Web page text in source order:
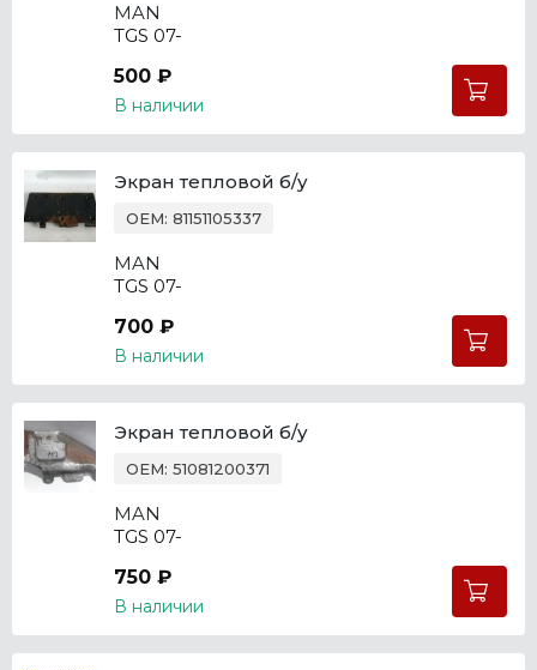
MAN
TGS 07-
500 ₽
В наличии
Экран тепловой б/у
OEM: 81151105337
MAN
TGS 07-
700 ₽
В наличии
Экран тепловой б/у
OEM: 51081200371
MAN
TGS 07-
750 ₽
В наличии